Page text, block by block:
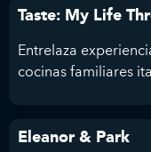
Taste: My Life
Entrelaza
cocinas familiares
Eleanor & Park